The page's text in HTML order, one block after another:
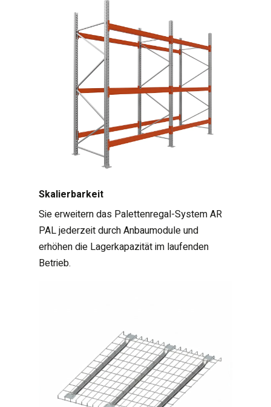
Skalierbarkeit
Sie erweitern das Palettenregal-System AR
PAL jederzeit durch Anbaumodule und
erhöhen die Lagerkapazität im laufenden
Betrieb.